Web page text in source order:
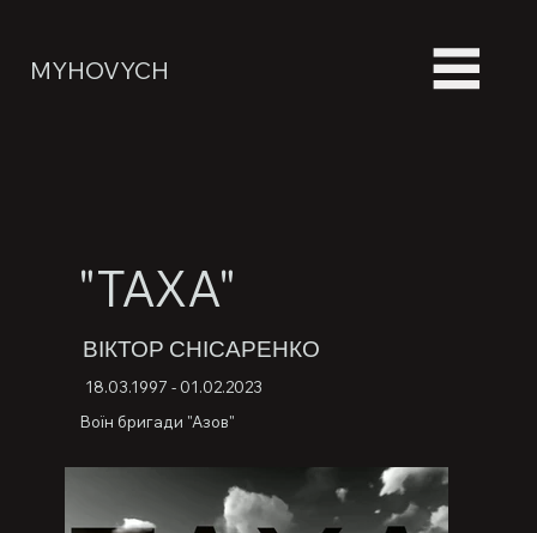
MYHOVYCH
"ТАХА"
ВІКТОР СНІСАРЕНКО
18.03.1997 - 01.02.2023
Воїн бригади "Азов"